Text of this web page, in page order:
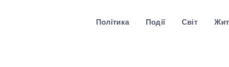
Політика Події Світ